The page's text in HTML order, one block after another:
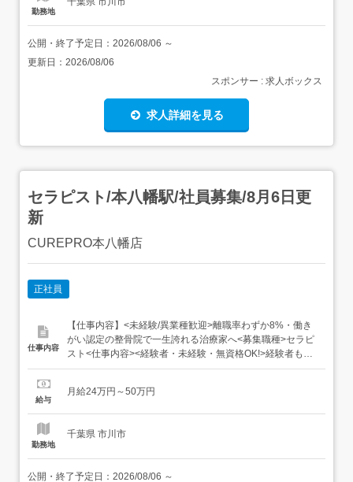
勤務地
公開・終了予定日： 2026/08/06 ～
更新日： 2026/08/06
スポンサー : 求人ボックス
求人詳細を見る
セラピスト/本八幡駅/社員募集/8月6日更
新
CUREPRO本八幡店
正社員
仕事内容
【仕事内容】<未経験/異業種歓迎>離職率わずか8%・働き
がい認定の整骨院で一生誇れる治療家へ<募集職種>セラピ
スト<仕事内容><経験者・未経験・無資格OK!>経験者も未
経験者も活躍できる仕組み作りができています!実践を重視
になります。他の治療院で経験するスピードの何倍以上も
給与
月給24万円～50万円
勤務地
千葉県 市川市
公開・終了予定日： 2026/08/06 ～